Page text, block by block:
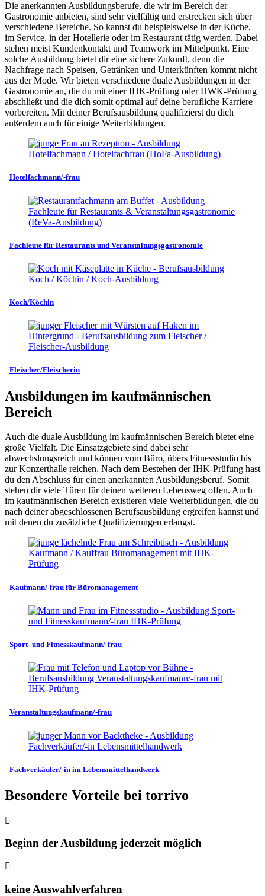
Die anerkannten Ausbildungsberufe, die wir im Bereich der
Gastronomie anbieten, sind sehr vielfältig und erstrecken sich über
verschiedene Bereiche. So kannst du beispielsweise in der Küche,
im Service, in der Hotellerie oder im Restaurant tätig werden. Dabei
stehen meist Kundenkontakt und Teamwork im Mittelpunkt. Eine
solche Ausbildung bietet dir eine sichere Zukunft, denn die
Nachfrage nach Speisen, Getränken und Unterkünften kommt nicht
aus der Mode. Wir bieten verschiedene duale Ausbildungen in der
Gastronomie an, die du mit einer IHK-Prüfung oder HWK-Prüfung
abschließt und die dich somit optimal auf deine berufliche Karriere
vorbereiten. Mit deiner Berufsausbildung qualifizierst du dich
außerdem auch für einige Weiterbildungen.
Hotelfachmann/-frau
Fachleute für Restaurants und Veranstaltungsgastronomie
Koch/Köchin
Fleischer/Fleischerin
Ausbildungen im kaufmännischen
Bereich
Auch die duale Ausbildung im kaufmännischen Bereich bietet eine
große Vielfalt. Die Einsatzgebiete sind dabei sehr
abwechslungsreich und können vom Büro, übers Fitnessstudio bis
zur Konzerthalle reichen. Nach dem Bestehen der IHK-Prüfung hast
du den Abschluss für einen anerkannten Ausbildungsberuf. Somit
stehen dir viele Türen für deinen weiteren Lebensweg offen. Auch
im kaufmännischen Bereich existieren viele Weiterbildungen, die du
nach deiner abgeschlossenen Berufsausbildung ergreifen kannst und
mit denen du zusätzliche Qualifizierungen erlangst.
Kaufmann/-frau für Büromanagement
Sport- und Fitnesskaufmann/-frau
Veranstaltungskaufmann/-frau
Fachverkäufer/-in im Lebensmittelhandwerk
Besondere Vorteile bei torrivo
Beginn der Ausbildung jederzeit möglich
keine Auswahlverfahren